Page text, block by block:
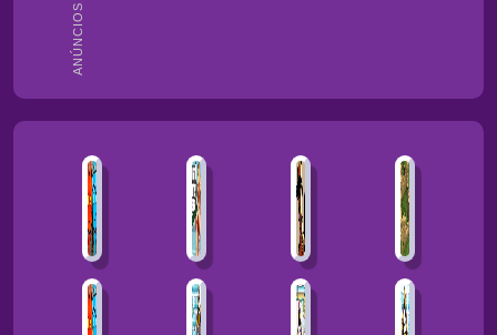
ANÚNCIOS